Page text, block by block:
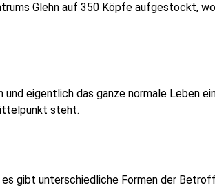
Glehn auf 350 Köpfe aufgestockt,
eigentlich das ganze normale Leben
steht.
es gibt unterschiedliche Formen der